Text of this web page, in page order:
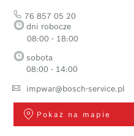
76 857 05 20
dni robocze
08:00 - 18:00
sobota
08:00 - 14:00
impwar@bosch-service.pl
Pokaż na mapie